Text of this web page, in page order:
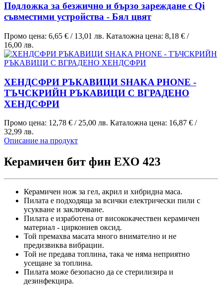
Подложка за безжично и бързо зареждане с Qi
съвместими устройства - Бял цвят
Промо цена: 6,65 € / 13,01 лв. Каталожна цена: 8,18 € /
16,00 лв.
ХЕНДСФРИ РЪКАВИЦИ SHAKA PHONE -
ТЪЧСКРИЙН РЪКАВИЦИ С ВГРАДЕНО
ХЕНДСФРИ
Промо цена: 12,78 € / 25,00 лв. Каталожна цена: 16,87 € /
32,99 лв.
Описание на продукт
Керамичен бит фин EXO 423
Керамичен нож за гел, акрил и хибридна маса.
Пилата е подходяща за всички електрически пили с
усукване и заключване.
Пилата е изработена от висококачествен керамичен
материал - циркониев оксид.
Той премахва масата много внимателно и не
предизвиква вибрации.
Той не предава топлина, така че няма неприятно
усещане за топлина.
Пилата може безопасно да се стерилизира и
дезинфекцира.